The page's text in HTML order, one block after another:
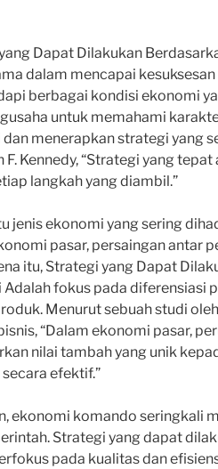
Dapat Dilakukan
dalam mencapai
berbagai kondisi ekonomi
untuk memahami
menerapkan strategi yang
F. Kennedy, “Strategi yang
langkah yang diambil.”
jenis ekonomi yang sering
pasar, persaingan antar
itu, Strategi yang Dapat
Adalah fokus pada diferensiasi
Menurut sebuah studi
“Dalam ekonomi pasar,
nilai tambah yang unik
efektif.”
ekonomi komando seringkali
Strategi yang dapat
pada kualitas dan